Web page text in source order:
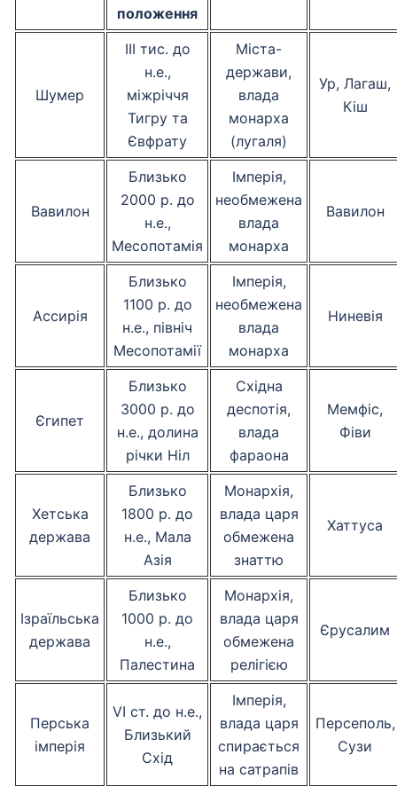
положення
Шумер
ІІІ тис. до
н.е.,
міжріччя
Тигру та
Євфрату
Міста-
держави,
влада
монарха
(лугаля)
Ур, Лагаш,
Кіш
Вавилон
Близько
2000 р. до
н.е.,
Месопотамія
Імперія,
необмежена
влада
монарха
Вавилон
Ассирія
Близько
1100 р. до
н.е., північ
Месопотамії
Імперія,
необмежена
влада
монарха
Ниневія
Єгипет
Близько
3000 р. до
н.е., долина
річки Ніл
Східна
деспотія,
влада
фараона
Мемфіс,
Фіви
Хетська
держава
Близько
1800 р. до
н.е., Мала
Азія
Монархія,
влада царя
обмежена
знаттю
Хаттуса
Ізраїльська
держава
Близько
1000 р. до
н.е.,
Палестина
Монархія,
влада царя
обмежена
релігією
Єрусалим
Перська
імперія
VI ст. до н.е.,
Близький
Схід
Імперія,
влада царя
спирається
на сатрапів
Персеполь,
Сузи